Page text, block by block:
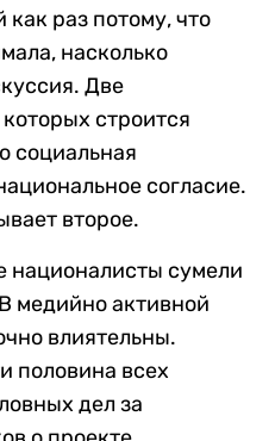
как раз потому, что
насколько
Две
строится
социальная
согласие.
второе.
националисты сумели
медийно активной
влиятельны.
половина всех
дел за